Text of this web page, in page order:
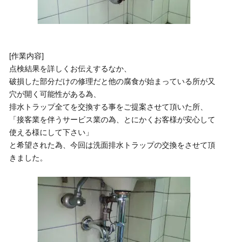
[作業内容]
点検結果を詳しくお伝えするなか、
破損した部分だけの修理だと他の腐食が始まっている所が又
穴が開く可能性がある為、
排水トラップ全てを交換する事をご提案させて頂いた所、
「接客業を伴うサービス業の為、とにかくお客様が安心して
使える様にして下さい」
と希望された為、今回は洗面排水トラップの交換をさせて頂
きました。